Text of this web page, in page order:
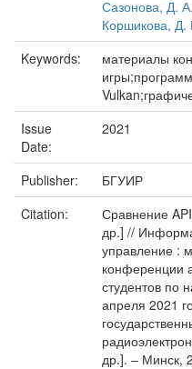
Сазонова, Д. А.
Коршикова, Д.
Keywords:
материалы
Issue
Date:
2021
Publisher:
БГУИР
Citation:
Сравнение
др.] //
управление :
конференции
студентов по
апреля 2021
др.]. – Минск,